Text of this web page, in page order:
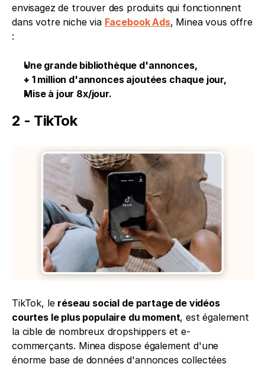
envisagez de trouver des produits qui fonctionnent
dans votre niche via Facebook Ads, Minea vous offre
:
Une grande bibliothèque d'annonces,
+ 1 million d'annonces ajoutées chaque jour,
Mise à jour 8x/jour.
2 - TikTok
TikTok, le réseau social de partage de vidéos
courtes le plus populaire du moment, est également
la cible de nombreux dropshippers et e-
commerçants. Minea dispose également d'une
énorme base de données d'annonces collectées